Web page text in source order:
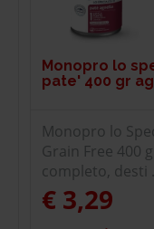
Monopro lo
pate' 400 gr
Monopro lo
Grain Free 400
completo, desti
€ 3,29